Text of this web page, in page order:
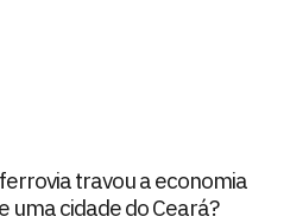
travou a economia
uma cidade do Ceará?